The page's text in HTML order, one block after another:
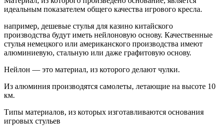
идеальным показателем общего качества игрового кресла.
например, дешевые стулья для казино китайского
производства будут иметь нейлоновую основу. Качественные
стулья немецкого или американского производства имеют
алюминиевую, стальную или даже графитовую основу.
Нейлон — это материал, из которого делают чулки.
Из алюминия производятся самолеты, летающие на высоте 10
км.
Типы материалов, из которых изготавливаются основания
игровых стульев